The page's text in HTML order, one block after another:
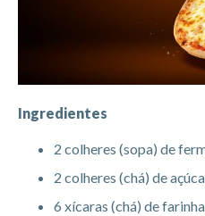
Ingredientes
2 colheres (sopa) de
2 colheres (chá) de
6 xícaras (chá) de